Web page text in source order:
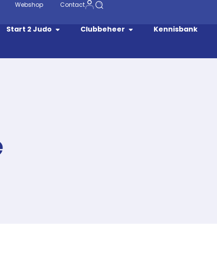
Webshop Contact
Start 2 Judo Clubbeheer Kennisbank